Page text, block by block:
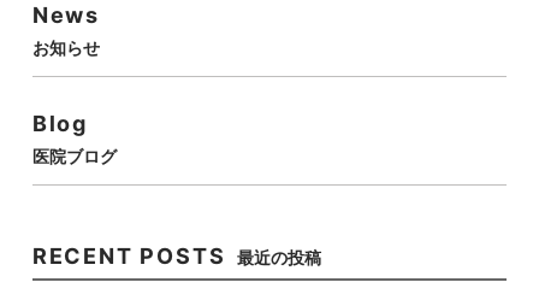
News
お知らせ
Blog
医院ブログ
RECENT POSTS 最近の投稿